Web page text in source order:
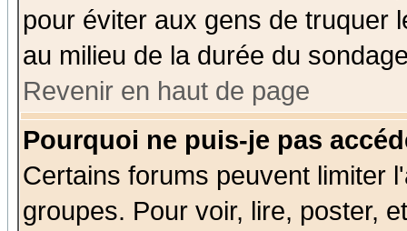
pour éviter aux gens de truquer
au milieu de la durée du
Revenir en haut de page
Pourquoi ne puis-je pas
Certains forums peuvent limiter
groupes. Pour voir, lire, poster,